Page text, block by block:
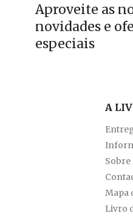
Aproveite as
novidades e
especiais
A
Sobre
Mapa
Livro